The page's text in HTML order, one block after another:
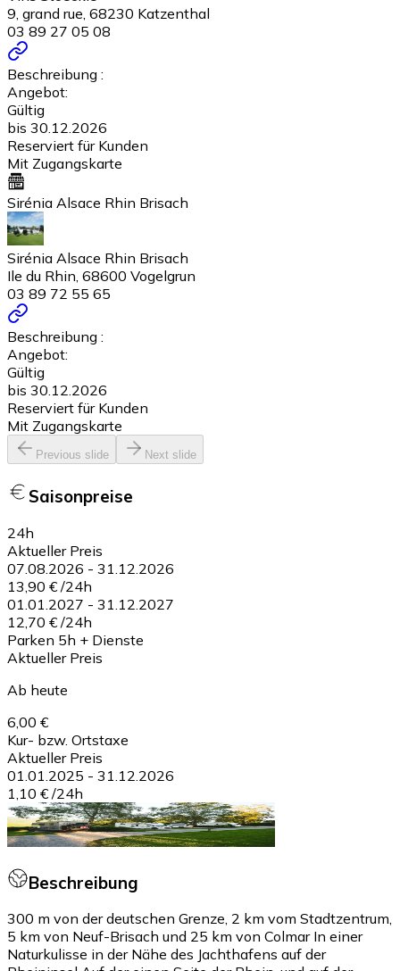
9, grand rue, 68230 Katzenthal
03 89 27 05 08
Beschreibung :
Angebot:
Gültig
bis 30.12.2026
Reserviert für Kunden
Mit Zugangskarte
Sirénia Alsace Rhin Brisach
Sirénia Alsace Rhin Brisach
Ile du Rhin, 68600 Vogelgrun
03 89 72 55 65
Beschreibung :
Angebot:
Gültig
bis 30.12.2026
Reserviert für Kunden
Mit Zugangskarte
Previous slide Next slide
Saisonpreise
24h
Aktueller Preis
07.08.2026 - 31.12.2026
13,90 € /24h
01.01.2027 - 31.12.2027
12,70 € /24h
Parken 5h + Dienste
Aktueller Preis
Ab heute
6,00 €
Kur- bzw. Ortstaxe
Aktueller Preis
01.01.2025 - 31.12.2026
1,10 € /24h
Beschreibung
300 m von der deutschen Grenze, 2 km vom Stadtzentrum,
5 km von Neuf-Brisach und 25 km von Colmar In einer
Naturkulisse in der Nähe des Jachthafens auf der